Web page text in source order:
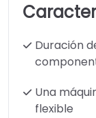
Duración
Una
flexible